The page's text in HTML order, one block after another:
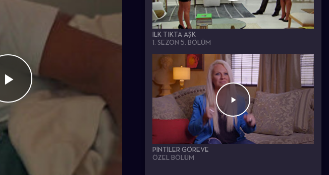
Videoyu
Oynat
İLK TIKTA AŞK
1. SEZON 5. BÖLÜM
PINTILER GÖREVE
ÖZEL BÖLÜM